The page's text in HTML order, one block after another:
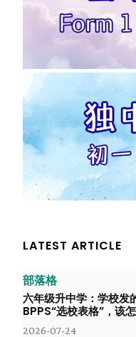
LATEST ARTICLE
部落格
六年级升中学：学校发
BPPS“选校表格”，该
2026-07-24